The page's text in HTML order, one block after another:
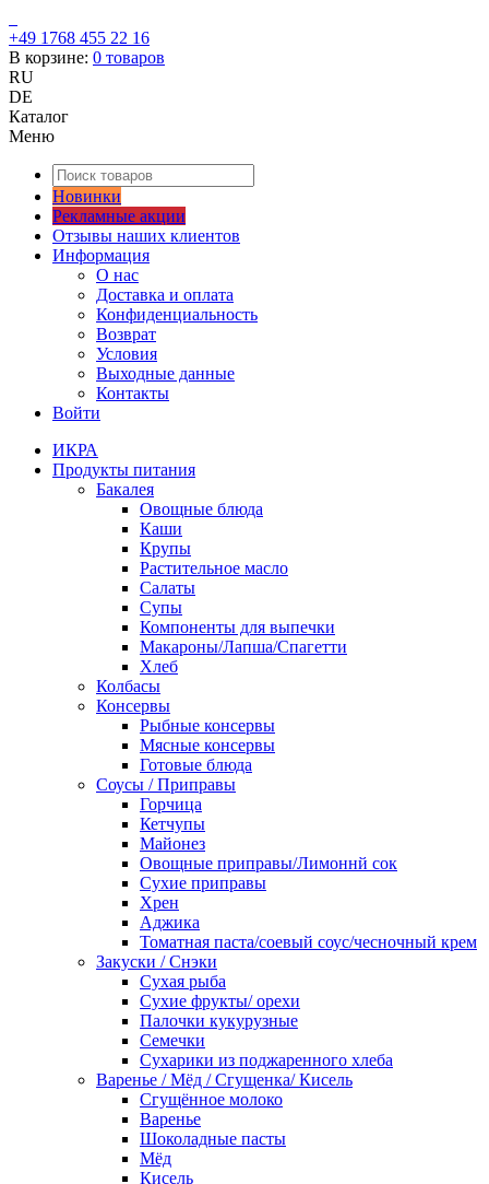
+49 1768 455 22 16
В корзине: 0 товаров
RU
DE
Каталог
Меню
Новинки
Рекламные акции
Отзывы наших клиентов
Информация
О нас
Доставка и оплата
Конфиденциальность
Возврат
Условия
Выходные данные
Контакты
Войти
ИКРА
Продукты питания
Бакалея
Овощные блюда
Каши
Крупы
Растительное масло
Салаты
Супы
Компоненты для выпечки
Макароны/Лапша/Спагетти
Хлеб
Колбасы
Консервы
Рыбные консервы
Мясные консервы
Готовые блюда
Соусы / Приправы
Горчица
Кетчупы
Майонез
Овощные приправы/Лимоннй сок
Сухие приправы
Хрен
Аджика
Томатная паста/соевый соус/чесночный крем
Закуски / Снэки
Сухая рыба
Сухие фрукты/ орехи
Палочки кукурузные
Семечки
Сухарики из поджаренного хлеба
Варенье / Мёд / Сгущенка/ Кисель
Сгущённое молоко
Варенье
Шоколадные пасты
Мёд
Кисель